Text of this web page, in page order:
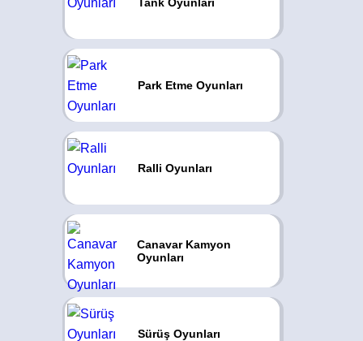
Park Etme Oyunları
Ralli Oyunları
Canavar Kamyon
Oyunları
Sürüş Oyunları